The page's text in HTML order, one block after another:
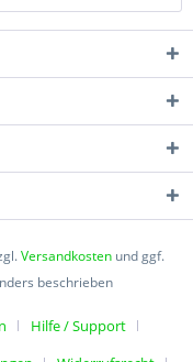
Versandkosten und ggf.
beschrieben
Hilfe / Support